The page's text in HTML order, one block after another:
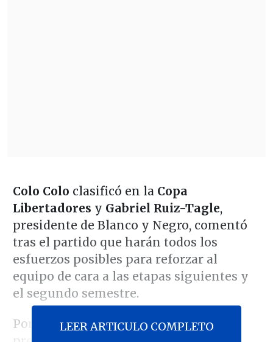
Colo Colo clasificó en la Copa
Libertadores y Gabriel Ruiz-Tagle,
presidente de Blanco y Negro, comentó
tras el partido que harán todos los
esfuerzos posibles para reforzar al
equipo de cara a las etapas siguientes y
el segundo semestre.
Por ese motivo, enAl Aire Libre PM
LEER ARTICULO COMPLETO